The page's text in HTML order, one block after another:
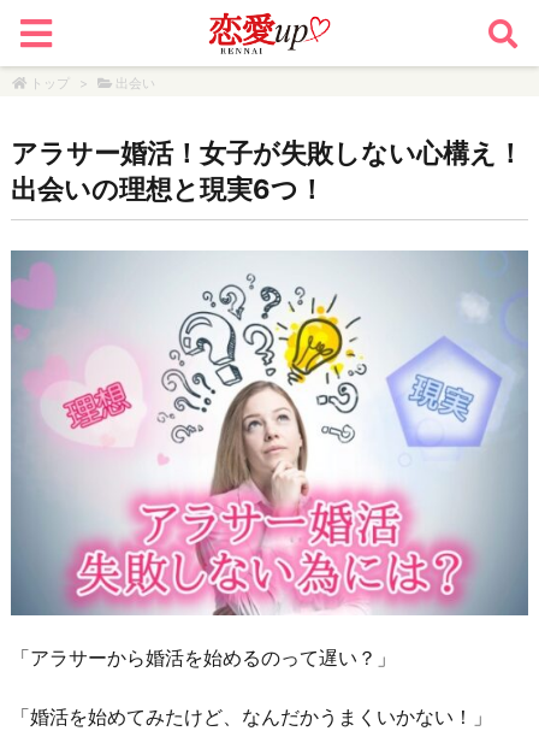
トップ > 出会い
アラサー婚活！女子が失敗しない心構え！
出会いの理想と現実6つ！
「アラサーから婚活を始めるのって遅い？」
「婚活を始めてみたけど、なんだかうまくいかない！」